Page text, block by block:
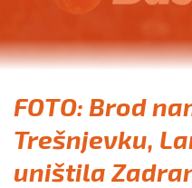
FOTO: Brod
Trešnjevku,
uništila